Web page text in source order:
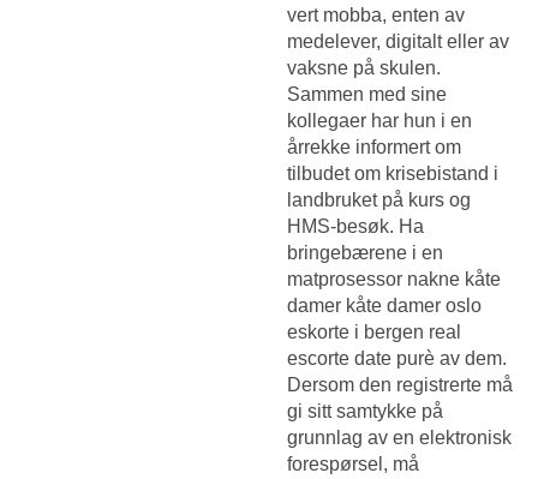
vert mobba, enten av
medelever, digitalt eller av
vaksne på skulen.
Sammen med sine
kollegaer har hun i en
årrekke informert om
tilbudet om krisebistand i
landbruket på kurs og
HMS-besøk. Ha
bringebærene i en
matprosessor nakne kåte
damer kåte damer oslo
eskorte i bergen real
escorte date purè av dem.
Dersom den registrerte må
gi sitt samtykke på
grunnlag av en elektronisk
forespørsel, må